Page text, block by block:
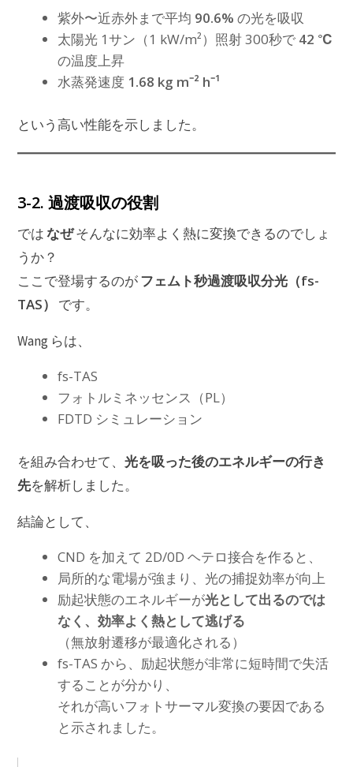
紫外〜近赤外まで平均 90.6% の光を吸収
太陽光 1サン（1 kW/m²）照射 300秒で 42 ℃
の温度上昇
水蒸発速度 1.68 kg m⁻² h⁻¹
という高い性能を示しました。
3-2. 過渡吸収の役割
ではなぜそんなに効率よく熱に変換できるのでしょ
うか？
ここで登場するのがフェムト秒過渡吸収分光（fs-
TAS）
です。
Wang らは、
fs-TAS
フォトルミネッセンス（PL）
FDTD シミュレーション
を組み合わせて、 光を吸った後のエネルギーの行き
先を解析しました。
結論として、
CND を加えて 2D/0D ヘテロ接合を作ると、
局所的な電場が強まり、光の捕捉効率が向上
励起状態のエネルギーが光として出るのでは
なく、効率よく熱として逃げる
（無放射遷移が最適化される）
fs-TAS から、励起状態が非常に短時間で失活
することが分かり、
それが高いフォトサーマル変換の要因である
と示されました。